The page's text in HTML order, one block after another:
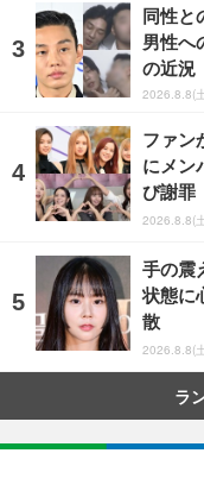
同性と
男性へ
の近況
2026.8.8(
ファン
にメン
び謝罪
2026.8.8(
手の震
状態に
散
2026.8.8(
ラ